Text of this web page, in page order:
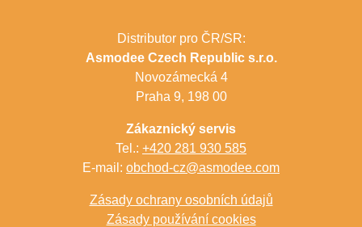
Distributor pro ČR/SR:
Asmodee Czech Republic s.r.o.
Novozámecká 4
Praha 9, 198 00
Zákaznický servis
Tel.: +420 281 930 585
E-mail: obchod-cz@asmodee.com
Zásady ochrany osobních údajů
Zásady používání cookies